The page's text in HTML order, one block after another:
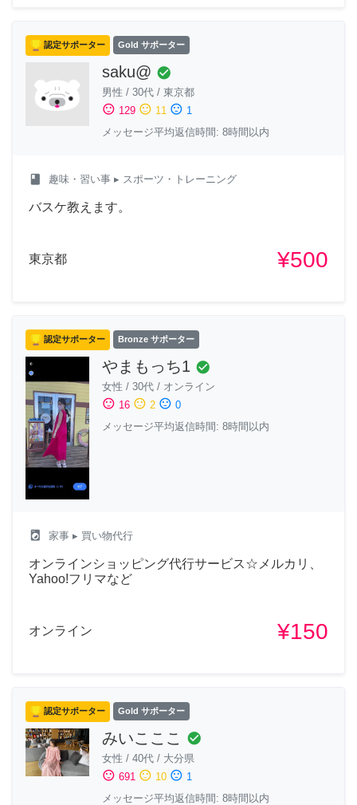
認定サポーター Gold サポーター
saku@ check_circle
男性 / 30代 / 東京都
sentiment_satisfied 129 sentiment_neutral 11 sentiment_dissatisfied 1
メッセージ平均返信時間: 8時間以内
class 趣味・習い事 ▸ スポーツ・トレーニング
バスケ教えます。
東京都 ¥500
認定サポーター Bronze サポーター
やまもっち1 check_circle
女性 / 30代 / オンライン
sentiment_satisfied 16 sentiment_neutral 2 sentiment_dissatisfied 0
メッセージ平均返信時間: 8時間以内
local_laundry_service 家事 ▸ 買い物代行
オンラインショッピング代行サービス☆メルカリ、
Yahoo!フリマなど
オンライン ¥150
認定サポーター Gold サポーター
みいこここ check_circle
女性 / 40代 / 大分県
sentiment_satisfied 691 sentiment_neutral 10 sentiment_dissatisfied 1
メッセージ平均返信時間: 8時間以内